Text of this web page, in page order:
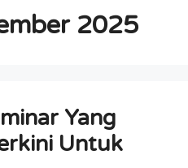
2025
Yang
Untuk